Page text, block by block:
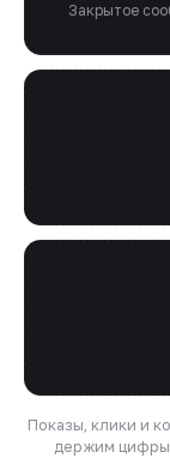
Закрытое
Показы, клики и
держим цифры